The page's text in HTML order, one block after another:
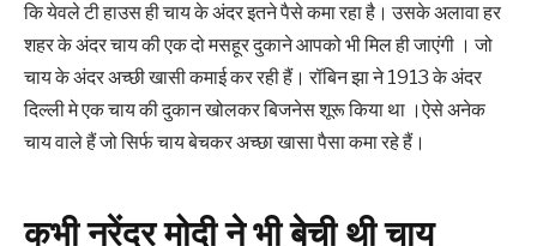
कि येवले टी हाउस ही चाय के अंदर इतने पैसे कमा रहा है। उसके अलावा हर
शहर के अंदर चाय की एक दो मसहूर दुकाने आपको भी मिल ही जाएंगी । जो
चाय के अंदर अच्छी खासी कमाई कर रही हैं। रॉबिन झा ने 1913 के अंदर
दिल्ली मे एक चाय की दुकान खोलकर बिजनेस शूरू किया था ।ऐसे अनेक
चाय वाले हैं जो सिर्फ चाय बेचकर अच्छा खासा पैसा कमा रहे हैं।
‌‌‌कभी नरेंद्र मोदी ने भी बेची थी चाय